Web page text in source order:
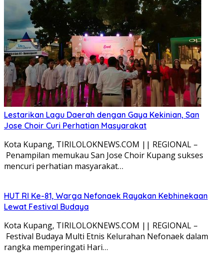
Lestarikan Lagu Daerah dengan Gaya Kekinian, San
Jose Choir Curi Perhatian Masyarakat
Kota Kupang, TIRILOLOKNEWS.COM || REGIONAL –
Penampilan memukau San Jose Choir Kupang sukses
mencuri perhatian masyarakat…
HUT RI Ke-81, Warga Nefonaek Rayakan Kebhinekaan
Lewat Festival Budaya
Kota Kupang, TIRILOLOKNEWS.COM || REGIONAL –
Festival Budaya Multi Etnis Kelurahan Nefonaek dalam
rangka memperingati Hari…